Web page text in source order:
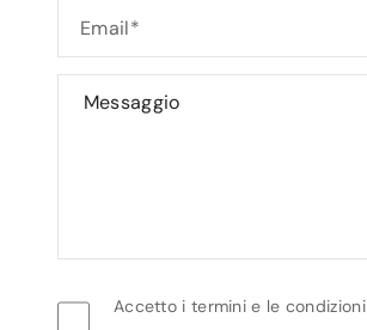
Accetto i termini e le condizioni